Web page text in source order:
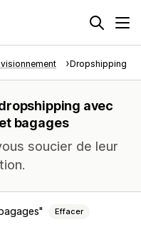
Dropshipping
avec
bagages
soucier de leur
Effacer